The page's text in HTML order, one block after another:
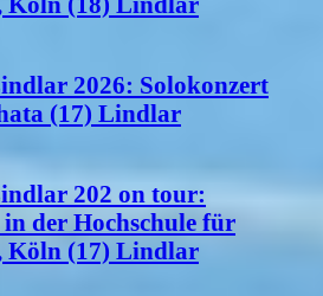
2026: Solokonzert
(17) Lindlar
202 on tour:
der Hochschule für
Köln (17) Lindlar